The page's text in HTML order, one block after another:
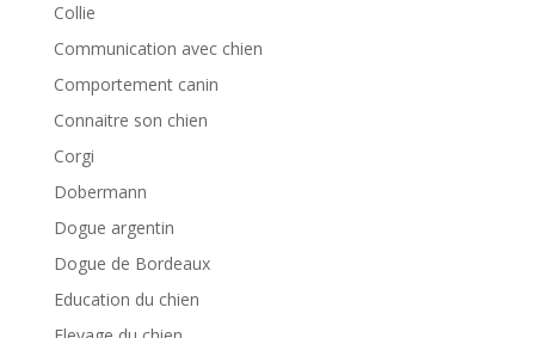
Collie
Communication avec chien
Comportement canin
Connaitre son chien
Corgi
Dobermann
Dogue argentin
Dogue de Bordeaux
Education du chien